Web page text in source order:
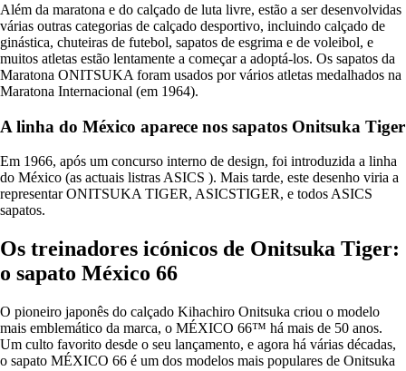
Além da maratona e do calçado de luta livre, estão a ser desenvolvidas
várias outras categorias de calçado desportivo, incluindo calçado de
ginástica, chuteiras de futebol, sapatos de esgrima e de voleibol, e
muitos atletas estão lentamente a começar a adoptá-los. Os sapatos da
Maratona ONITSUKA foram usados por vários atletas medalhados na
Maratona Internacional (em 1964).
A linha do México aparece nos sapatos Onitsuka Tiger
Em 1966, após um concurso interno de design, foi introduzida a linha
do México (as actuais listras ASICS ). Mais tarde, este desenho viria a
representar ONITSUKA TIGER, ASICSTIGER, e todos ASICS
sapatos.
Os treinadores icónicos de Onitsuka Tiger:
o sapato México 66
O pioneiro japonês do calçado Kihachiro Onitsuka criou o modelo
mais emblemático da marca, o MÉXICO 66™ há mais de 50 anos.
Um culto favorito desde o seu lançamento, e agora há várias décadas,
o sapato MÉXICO 66 é um dos modelos mais populares de Onitsuka